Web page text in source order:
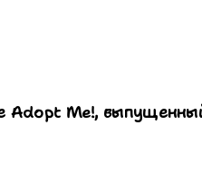
Adopt Me!,